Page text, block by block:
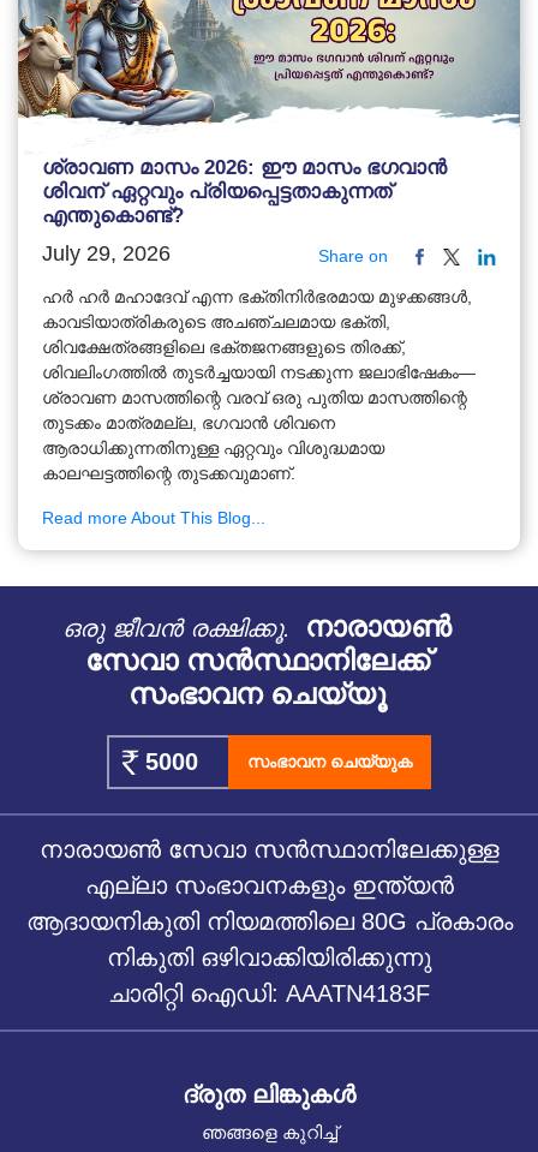
ശ്രാവണ മാസം 2026: ഈ മാസം ഭഗവാൻ
ശിവന് ഏറ്റവും പ്രിയപ്പെട്ടതാകുന്നത്
എന്തുകൊണ്ട്?
July 29, 2026 Share on
ഹർ ഹർ മഹാദേവ് എന്ന ഭക്തിനിർഭരമായ മുഴക്കങ്ങൾ,
കാവടിയാത്രികരുടെ അചഞ്ചലമായ ഭക്തി,
ശിവക്ഷേത്രങ്ങളിലെ ഭക്തജനങ്ങളുടെ തിരക്ക്,
ശിവലിംഗത്തിൽ തുടർച്ചയായി നടക്കുന്ന ജലാഭിഷേകം—
ശ്രാവണ മാസത്തിന്റെ വരവ് ഒരു പുതിയ മാസത്തിന്റെ
തുടക്കം മാത്രമല്ല, ഭഗവാൻ ശിവനെ
ആരാധിക്കുന്നതിനുള്ള ഏറ്റവും വിശുദ്ധമായ
കാലഘട്ടത്തിന്റെ തുടക്കവുമാണ്.
Read more About This Blog...
ഒരു ജീവൻ രക്ഷിക്കൂ.
നാരായൺ
സേവാ സൻസ്ഥാനിലേക്ക്
സംഭാവന ചെയ്യൂ
സംഭാവന ചെയ്യുക
നാരായൺ സേവാ സൻസ്ഥാനിലേക്കുള്ള
എല്ലാ സംഭാവനകളും ഇന്ത്യൻ
ആദായനികുതി നിയമത്തിലെ 80G പ്രകാരം
നികുതി ഒഴിവാക്കിയിരിക്കുന്നു
ചാരിറ്റി ഐഡി: AAATN4183F
ദ്രുത ലിങ്കുകൾ
ഞങ്ങളെ കുറിച്ച്